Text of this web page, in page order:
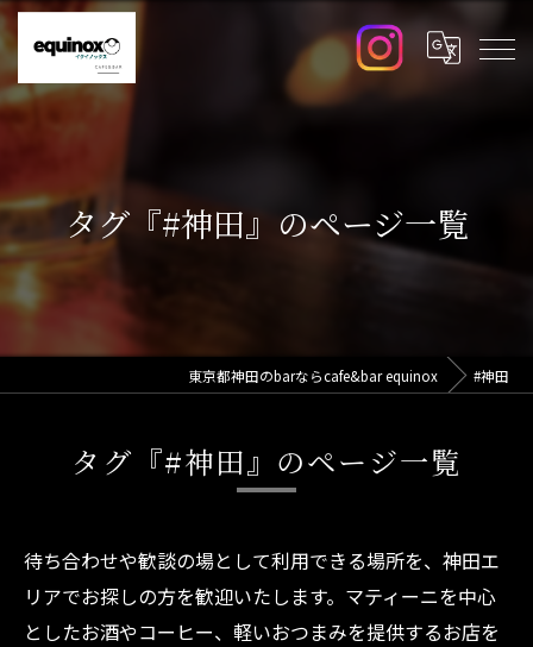
タグ『#神田』のページ一覧
東京都神田のbarならcafe&bar equinox #神田
タグ『#神田』のページ一覧
待ち合わせや歓談の場として利用できる場所を、神田エ
リアでお探しの方を歓迎いたします。マティーニを中心
としたお酒やコーヒー、軽いおつまみを提供するお店を